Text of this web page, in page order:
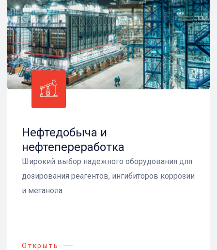
Нефтедобыча и
нефтепереработка
Широкий выбор надежного оборудования для
дозирования реагентов, ингибиторов коррозии
и метанола
Открыть